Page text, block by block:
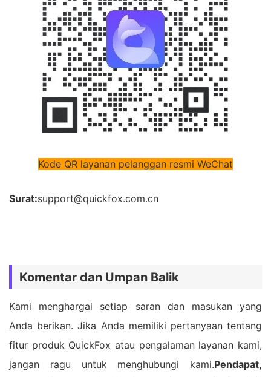
Kode QR layanan pelanggan resmi WeChat
Surat:support@quickfox.com.cn
Komentar dan Umpan Balik
Kami menghargai setiap saran dan masukan yang
Anda berikan. Jika Anda memiliki pertanyaan tentang
fitur produk QuickFox atau pengalaman layanan kami,
jangan ragu untuk menghubungi kami.Pendapat,